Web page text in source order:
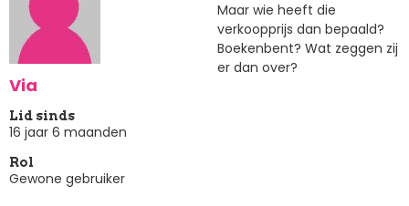
Via
Lid sinds
16 jaar 6 maanden
Rol
Gewone gebruiker
Maar wie heeft die
verkoopprijs dan bepaald?
Boekenbent? Wat zeggen zij
er dan over?